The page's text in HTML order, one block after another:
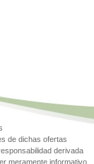
de dichas ofertas
derivada
meramente informativo.